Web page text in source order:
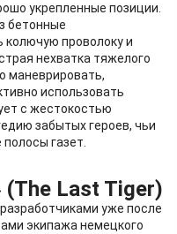
укрепленные позиции.
бетонные
колючую проволоку и
нехватка тяжелого
маневрировать,
использовать
с жестокостью
забытых героев, чьи
газет.
(The Last Tiger)
уже после
экипажа немецкого